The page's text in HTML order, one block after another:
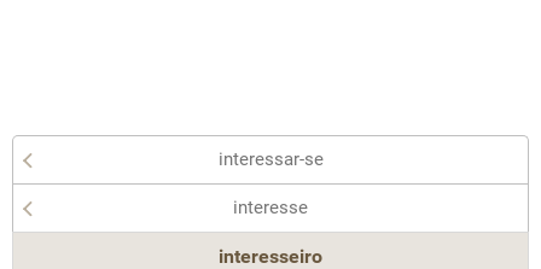
interessar-se
interesse
interesseiro